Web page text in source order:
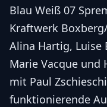
Blau Weiß 07
Kraftwerk
Alina Hartig, Luise
Marie Vacque und
mit Paul
funktionierende